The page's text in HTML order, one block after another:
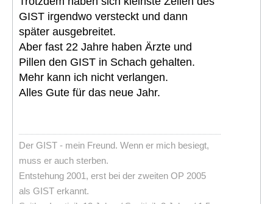
GIST irgendwo versteckt und dann
später ausgebreitet.
Aber fast 22 Jahre haben Ärzte und
Pillen den GIST in Schach gehalten.
Mehr kann ich nicht verlangen.
Alles Gute für das neue Jahr.
Der GIST - mein Freund. Wenn er mich besiegt,
muss er auch sterben.
Entstehung 2001, erst bei der zweiten OP 2005
als GIST erkannt.